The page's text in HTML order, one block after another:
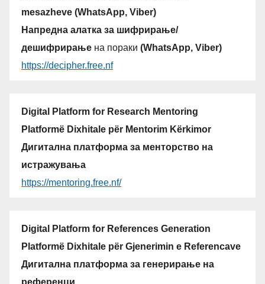
mesazheve (WhatsApp, Viber)
Напредна алатка за шифрирање/
дешифрирање на пораки (WhatsApp, Viber)
https://decipher.free.nf
Digital Platform for Research Mentoring
Platformë Dixhitale për Mentorim Kërkimor
Дигитална платформа за менторство на
истражувања
https://mentoring.free.nf/
Digital Platform for References Generation
Platformë Dixhitale për Gjenerimin e Referencave
Дигитална платформа за генерирање на
референци